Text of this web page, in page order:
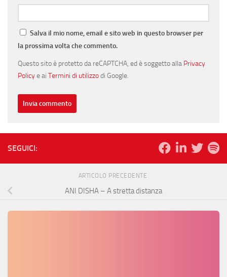
Salva il mio nome, email e sito web in questo browser per
la prossima volta che commento.
Questo sito è protetto da reCAPTCHA, ed è soggetto alla Privacy
Policye ai Termini di utilizzodi Google.
SEGUICI:
ARTICOLO PRECEDENTE
ANI DISHA – A stretta distanza